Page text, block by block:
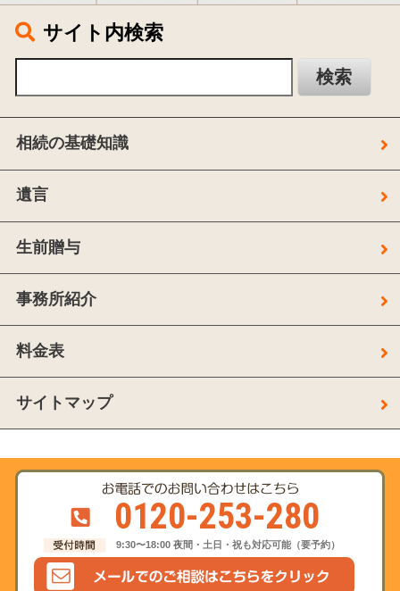
サイト内検索
相続の基礎知識
遺言
生前贈与
事務所紹介
料金表
サイトマップ
0120-253-280
9:30〜18:00 夜間・土日・祝も対応可能（要予約）